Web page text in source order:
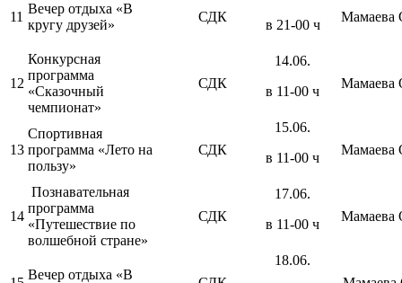
11
Вечер отдыха «В
кругу друзей»
СДК
в 21-00 ч
Мамаева
12
Конкурсная
программа
«Сказочный
чемпионат»
СДК
14.06.
в 11-00 ч
Мамаева
13
Спортивная
программа «Лето на
пользу»
СДК
15.06.
в 11-00 ч
Мамаева
14
Познавательная
программа
«Путешествие по
волшебной стране»
СДК
17.06.
в 11-00 ч
Мамаева
Вечер отдыха «В
18.06.